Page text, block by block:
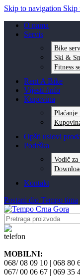
Skip to navigation Skip
O nama
Servis
Bike
Ski &
Fitness
Rent A Bike
Vijesti /info
Kupovina
Plaćanje
Opšti uslovi
Podrška
Vodič
Kontakt
Postani dio Tempo tima
MOBILNI:
068/ 08 09 10 | 068 80
067/ 00 06 67 | 069 35